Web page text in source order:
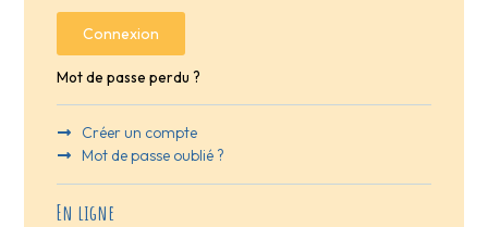
Connexion
Mot de passe perdu ?
Créer un compte
Mot de passe oublié ?
En ligne